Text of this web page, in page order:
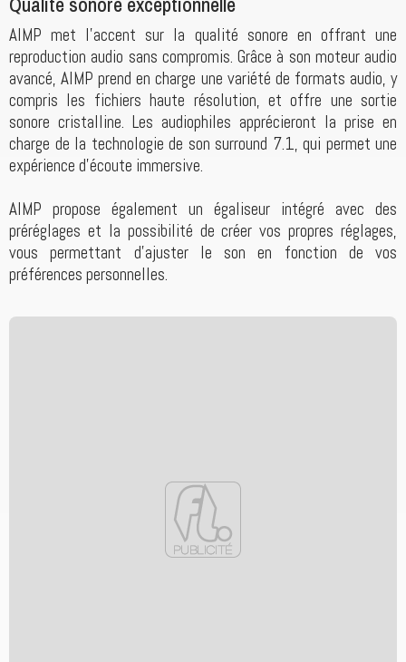
AIMP met l'accent sur la qualité sonore en offrant une
reproduction audio sans compromis. Grâce à son moteur audio
avancé, AIMP prend en charge une variété de formats audio, y
compris les fichiers haute résolution, et offre une sortie
sonore cristalline. Les audiophiles apprécieront la prise en
charge de la technologie de son surround 7.1, qui permet une
expérience d'écoute immersive.
AIMP propose également un égaliseur intégré avec des
préréglages et la possibilité de créer vos propres réglages,
vous permettant d'ajuster le son en fonction de vos
préférences personnelles.